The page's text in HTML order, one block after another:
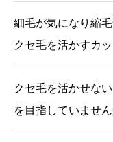
細毛が気になり縮
クセ毛を活かすカ
クセ毛を活かせな
を目指していません